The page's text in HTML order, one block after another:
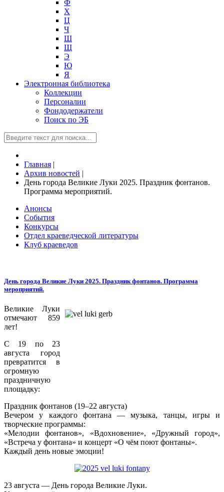
Ф
Х
Ц
Ч
Ш
Щ
Э
Ю
Я
Электронная библиотека
Коллекции
Персоналии
Фондодержатели
Поиск по ЭБ
Главная |
Архив новостей |
День города Великие Луки 2025. Праздник фонтанов.
Программа мероприятий.
Анонсы
События
Конкурсы
Отдел краеведческой литературы
Клуб краеведов
День города Великие Луки 2025. Праздник фонтанов. Программа
мероприятий.
Великие Луки
отмечают 859
лет!
С 19 по 23
августа город
превратится в
огромную
праздничную
площадку:
Праздник фонтанов (19–22 августа)
Вечером у каждого фонтана — музыка, танцы, игры и
творческие программы:
«Мелодии фонтанов», «Вдохновение», «Дружный город»,
«Встреча у фонтана» и концерт «О чём поют фонтаны».
Каждый день новые эмоции!
23 августа — День города Великие Луки.